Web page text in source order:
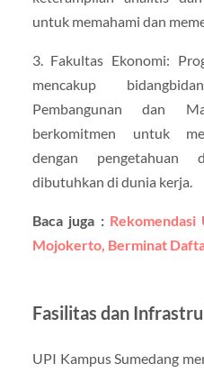
untuk memahami dan
3. Fakultas Ekonomi:
mencakup
Pembangunan dan
berkomitmen untuk
dengan pengetahuan
dibutuhkan di dunia kerja.
Baca juga :
Mojokerto, Berminat
Fasilitas dan
UPI Kampus Sumedang